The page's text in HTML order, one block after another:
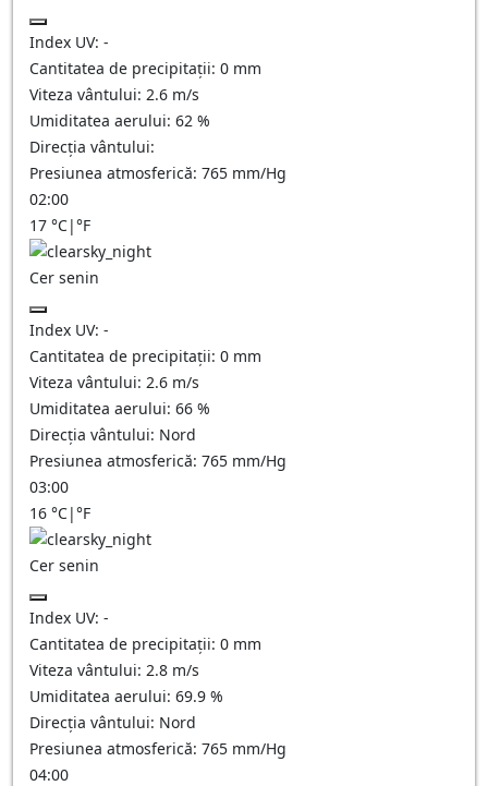
Index UV: -
Cantitatea de precipitații: 0 mm
Viteza vântului: 2.6 m/s
Umiditatea aerului: 62 %
Direcția vântului:
Presiunea atmosferică: 765 mm/Hg
02:00
17 °C|°F
Cer senin
Index UV: -
Cantitatea de precipitații: 0 mm
Viteza vântului: 2.6 m/s
Umiditatea aerului: 66 %
Direcția vântului: Nord
Presiunea atmosferică: 765 mm/Hg
03:00
16 °C|°F
Cer senin
Index UV: -
Cantitatea de precipitații: 0 mm
Viteza vântului: 2.8 m/s
Umiditatea aerului: 69.9 %
Direcția vântului: Nord
Presiunea atmosferică: 765 mm/Hg
04:00